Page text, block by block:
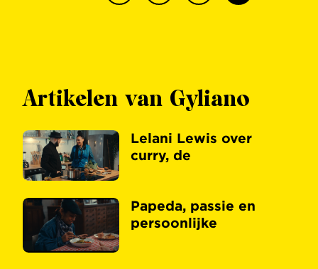
Artikelen van Gyliano
Lelani Lewis over
curry, de
Papeda, passie en
persoonlijke